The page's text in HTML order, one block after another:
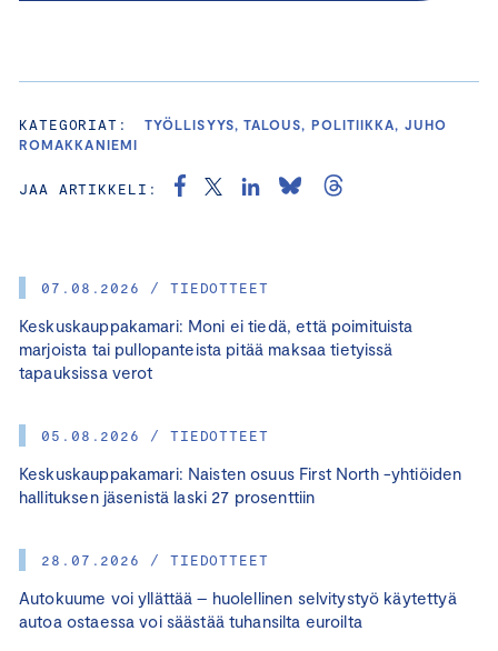
07.08.2026 / TIEDOTTEET
Keskuskauppakamari: Moni ei tiedä, että poimituista
marjoista tai pullopanteista pitää maksaa tietyissä
tapauksissa verot
05.08.2026 / TIEDOTTEET
Keskuskauppakamari: Naisten osuus First North -yhtiöiden
hallituksen jäsenistä laski 27 prosenttiin
28.07.2026 / TIEDOTTEET
Autokuume voi yllättää – huolellinen selvitystyö käytettyä
autoa ostaessa voi säästää tuhansilta euroilta
KATEGORIAT:
TYÖLLISYYS, TALOUS, POLITIIKKA, JUHO
ROMAKKANIEMI
JAA ARTIKKELI: